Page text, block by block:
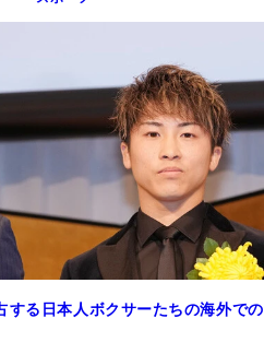
する日本人ボクサーたちの海外での